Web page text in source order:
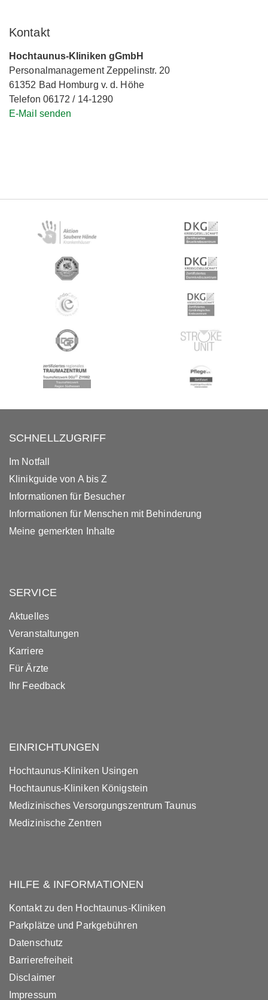
Kontakt
Hochtaunus-Kliniken gGmbH
Personalmanagement Zeppelinstr. 20
61352 Bad Homburg v. d. Höhe
Telefon 06172 / 14-1290
E-Mail senden
SCHNELLZUGRIFF
Im Notfall
Klinikguide von A bis Z
Informationen für Besucher
Informationen für Menschen mit Behinderung
Meine gemerkten Inhalte
SERVICE
Aktuelles
Veranstaltungen
Karriere
Für Ärzte
Ihr Feedback
EINRICHTUNGEN
Hochtaunus-Kliniken Usingen
Hochtaunus-Kliniken Königstein
Medizinisches Versorgungszentrum Taunus
Medizinische Zentren
HILFE & INFORMATIONEN
Kontakt zu den Hochtaunus-Kliniken
Parkplätze und Parkgebühren
Datenschutz
Barrierefreiheit
Disclaimer
Impressum